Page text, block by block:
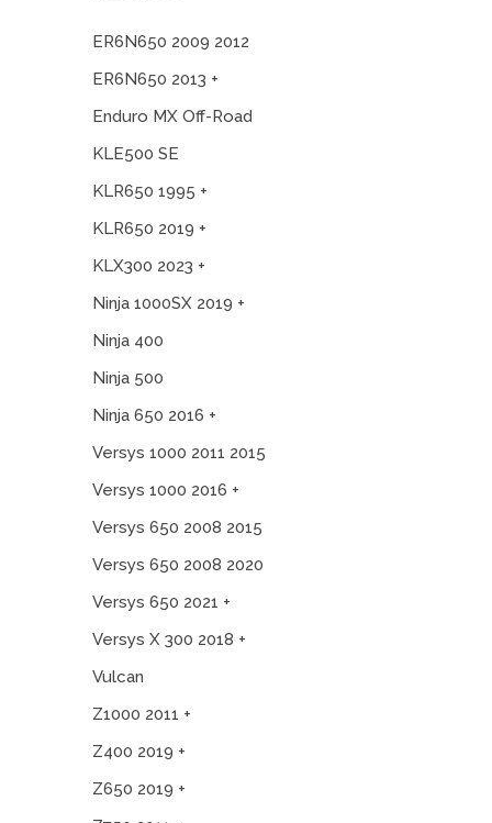
ER6N650 2009 2012
ER6N650 2013 +
Enduro MX Off-Road
KLE500 SE
KLR650 1995 +
KLR650 2019 +
KLX300 2023 +
Ninja 1000SX 2019 +
Ninja 400
Ninja 500
Ninja 650 2016 +
Versys 1000 2011 2015
Versys 1000 2016 +
Versys 650 2008 2015
Versys 650 2008 2020
Versys 650 2021 +
Versys X 300 2018 +
Vulcan
Z1000 2011 +
Z400 2019 +
Z650 2019 +